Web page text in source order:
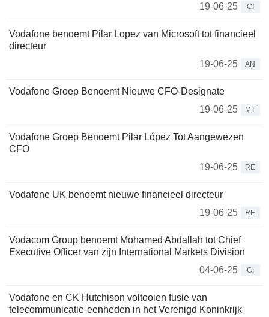
19-06-25
CI
Vodafone benoemt Pilar Lopez van Microsoft tot financieel
directeur
19-06-25
AN
Vodafone Groep Benoemt Nieuwe CFO-Designate
19-06-25
MT
Vodafone Groep Benoemt Pilar López Tot Aangewezen
CFO
19-06-25
RE
Vodafone UK benoemt nieuwe financieel directeur
19-06-25
RE
Vodacom Group benoemt Mohamed Abdallah tot Chief
Executive Officer van zijn International Markets Division
04-06-25
CI
Vodafone en CK Hutchison voltooien fusie van
telecommunicatie-eenheden in het Verenigd Koninkrijk